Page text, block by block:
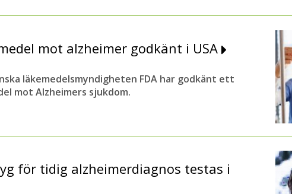
mot alzheimer godkänt i USA
läkemedelsmyndigheten FDA har godkänt ett
mot Alzheimers sjukdom.
för tidig alzheimerdiagnos testas i